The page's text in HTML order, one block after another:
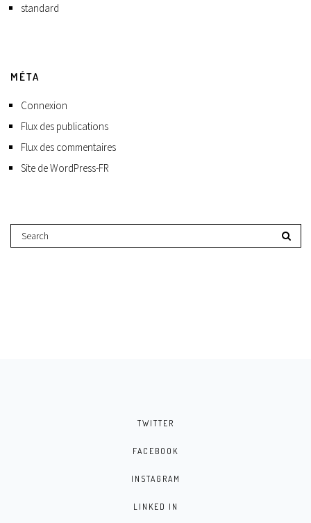
standard
MÉTA
Connexion
Flux des publications
Flux des commentaires
Site de WordPress-FR
TWITTER
FACEBOOK
INSTAGRAM
LINKED IN